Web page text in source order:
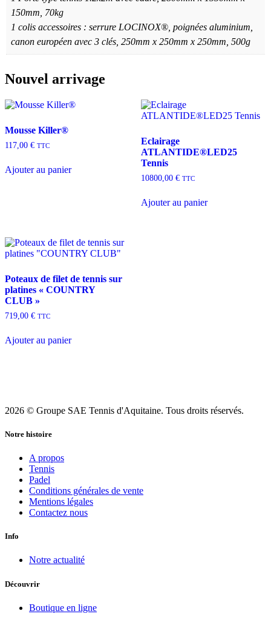
150mm, 70kg
1 colis accessoires : serrure LOCINOX®, poignées aluminium,
canon européen avec 3 clés, 250mm x 250mm x 250mm, 500g
Nouvel arrivage
Mousse Killer®
117,00 € TTC
Ajouter au panier
Eclairage
ATLANTIDE®LED25
Tennis
10800,00 € TTC
Ajouter au panier
Poteaux de filet de tennis sur
platines « COUNTRY
CLUB »
719,00 € TTC
Ajouter au panier
2026 © Groupe SAE Tennis d'Aquitaine. Tous droits réservés.
Notre histoire
A propos
Tennis
Padel
Conditions générales de vente
Mentions légales
Contactez nous
Info
Notre actualité
Découvrir
Boutique en ligne